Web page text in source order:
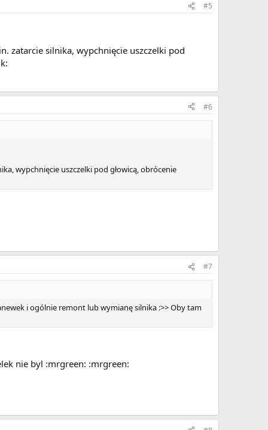
#5
zatarcie silnika, wypchnięcie uszczelki pod
#6
wypchnięcie uszczelki pod głowicą, obrócenie
#7
i ogólnie remont lub wymianę silnika :>> Oby tam
nie byl :mrgreen: :mrgreen: